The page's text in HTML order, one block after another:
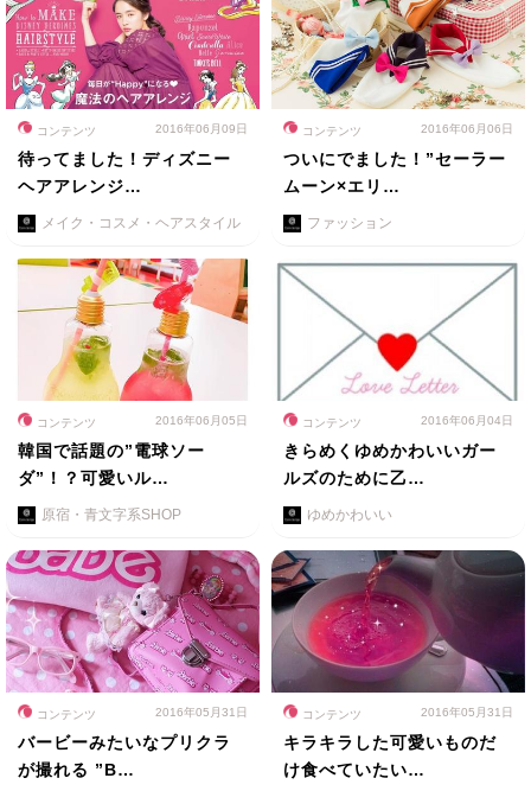
コンテンツ 2016年06月09日
待ってました！ディズニー
ヘアアレンジ…
メイク・コスメ・ヘアスタイル
コンテンツ 2016年06月06日
ついにでました！”セーラー
ムーン×エリ…
ファッション
コンテンツ 2016年06月05日
韓国で話題の”電球ソー
ダ”！？可愛いル…
原宿・青文字系SHOP
コンテンツ 2016年06月04日
きらめくゆめかわいいガー
ルズのために乙…
ゆめかわいい
コンテンツ 2016年05月31日
バービーみたいなプリクラ
が撮れる ”B…
コンテンツ 2016年05月31日
キラキラした可愛いものだ
け食べていたい…